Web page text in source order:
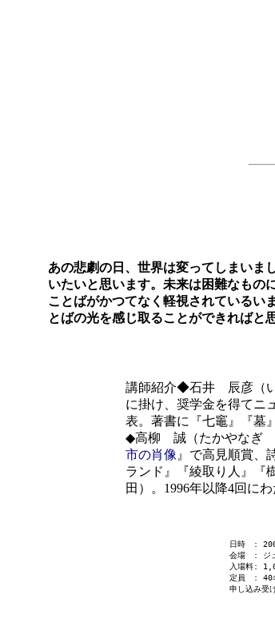
あの悲劇の日、世界は変ってしまいま
いたいと思います。未来は困難な
ことばがかつてなく軽視されているい
とばの光を感じ取ることができれば
講師紹介◆石井 辰彦（い
に掛け、奨学金を得てニ
表。著書に『七竈』『墓
◆高柳 誠（たかやなぎ
市の肖像 』で高見順賞、
ランド』『綾取り人』『
田）。1996年以降4回に
日時 :
会場 : ジュ
入場料:
定員 : 40
申し込み受